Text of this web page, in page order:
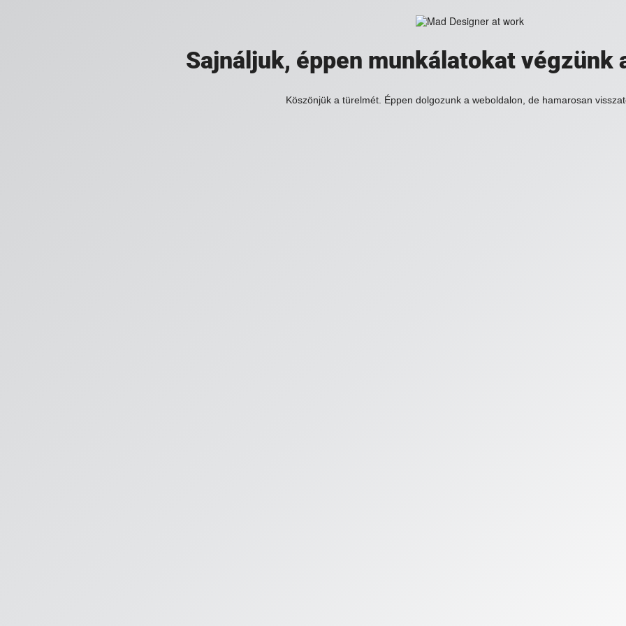
Sajnáljuk, éppen munkálatokat végzünk
Köszönjük a türelmét. Éppen dolgozunk a weboldalon, de hamarosan